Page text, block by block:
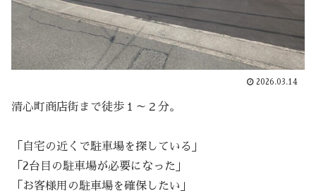
2026.03.14
清心町商店街まで徒歩１～２分。
「自宅の近くで駐車場を探している」
「2台目の駐車場が必要になった」
「お客様用の駐車場を確保したい」